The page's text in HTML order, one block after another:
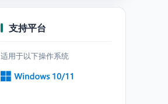
支持平台
适用于以下操作系统